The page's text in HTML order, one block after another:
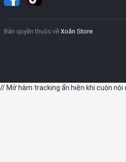
thiết bị Apple nào trước đây. Đó chính
Theo Apple, nhờ hoạt động của máy
Bản quyền thuộc về Xoăn Store
// Mở hàm tracking ẩn hiện khi cuộn nội